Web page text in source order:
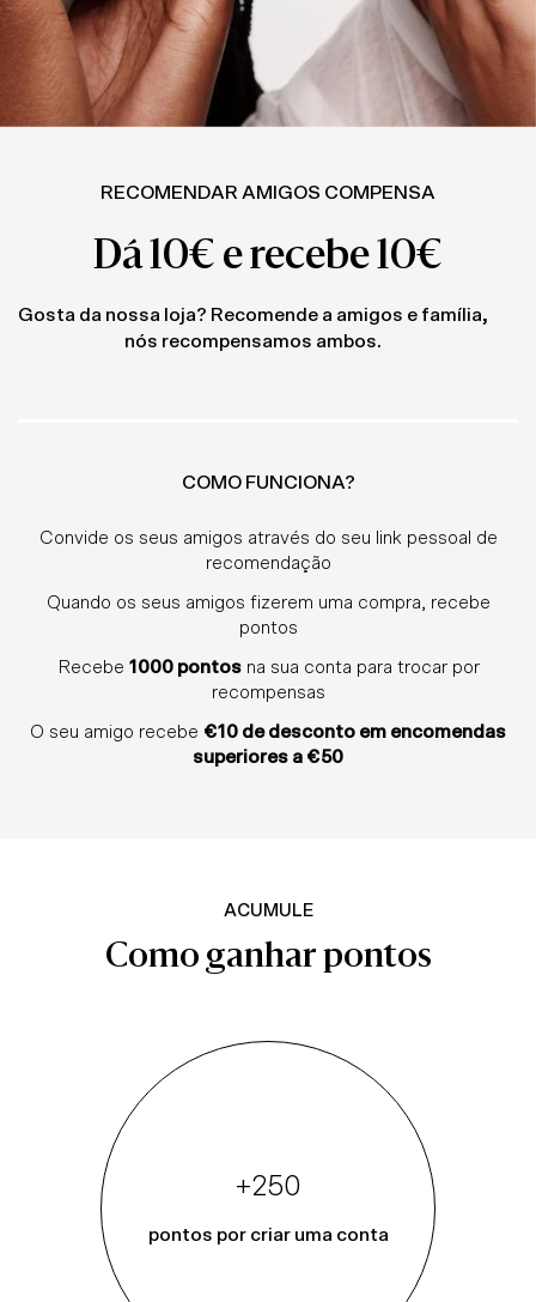
RECOMENDAR AMIGOS COMPENSA
Dá 10€ e recebe 10€
Gosta da nossa loja? Recomende a amigos e família,
nós recompensamos ambos.
COMO FUNCIONA?
Convide os seus amigos através do seu link pessoal de
recomendação
Quando os seus amigos fizerem uma compra, recebe
pontos
Recebe 1000 pontosna sua conta para trocar por
recompensas
O seu amigo recebe €10 de desconto em encomendas
superiores a €50
ACUMULE
Como ganhar pontos
+250
pontos por criar uma conta